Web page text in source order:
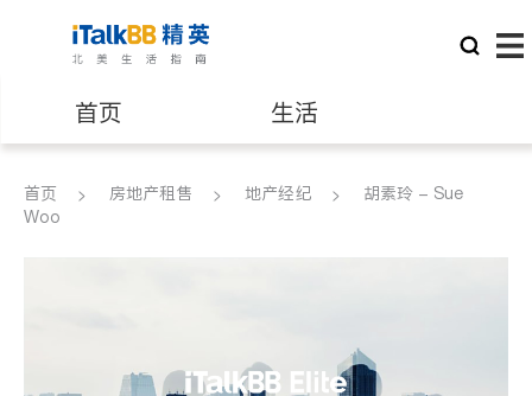
首页 生活
医生 律师
首页 房地产租售 地产经纪
胡素玲 - Sue
Woo